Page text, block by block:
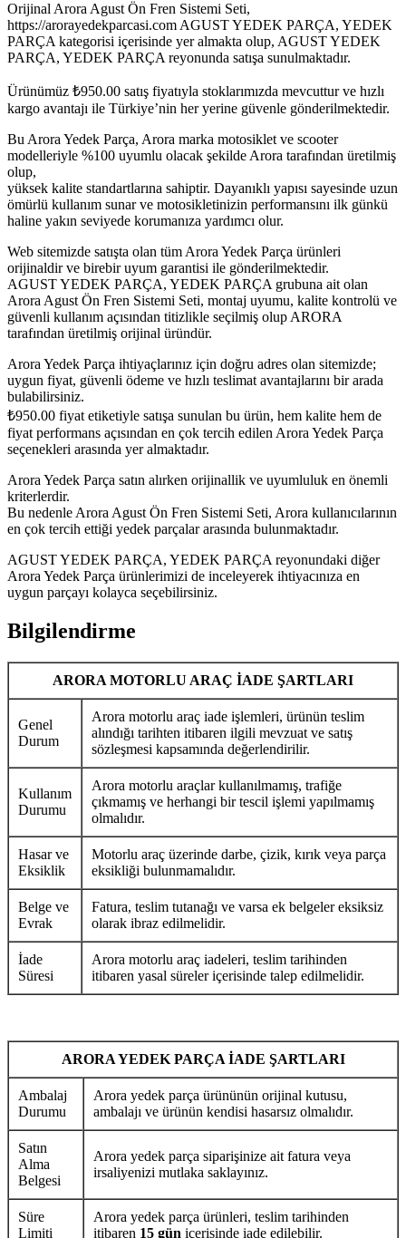
Orijinal Arora Agust Ön Fren Sistemi Seti,
https://arorayedekparcasi.com AGUST YEDEK PARÇA, YEDEK
PARÇA kategorisi içerisinde yer almakta olup, AGUST YEDEK
PARÇA, YEDEK PARÇA reyonunda satışa sunulmaktadır.
Ürünümüz ₺950.00 satış fiyatıyla stoklarımızda mevcuttur ve hızlı
kargo avantajı ile Türkiye’nin her yerine güvenle gönderilmektedir.
Bu Arora Yedek Parça, Arora marka motosiklet ve scooter
modelleriyle %100 uyumlu olacak şekilde Arora tarafından üretilmiş
olup,
yüksek kalite standartlarına sahiptir. Dayanıklı yapısı sayesinde uzun
ömürlü kullanım sunar ve motosikletinizin performansını ilk günkü
haline yakın seviyede korumanıza yardımcı olur.
Web sitemizde satışta olan tüm Arora Yedek Parça ürünleri
orijinaldir ve birebir uyum garantisi ile gönderilmektedir.
AGUST YEDEK PARÇA, YEDEK PARÇA grubuna ait olan
Arora Agust Ön Fren Sistemi Seti, montaj uyumu, kalite kontrolü ve
güvenli kullanım açısından titizlikle seçilmiş olup ARORA
tarafından üretilmiş orijinal üründür.
Arora Yedek Parça ihtiyaçlarınız için doğru adres olan sitemizde;
uygun fiyat, güvenli ödeme ve hızlı teslimat avantajlarını bir arada
bulabilirsiniz.
₺950.00 fiyat etiketiyle satışa sunulan bu ürün, hem kalite hem de
fiyat performans açısından en çok tercih edilen Arora Yedek Parça
seçenekleri arasında yer almaktadır.
Arora Yedek Parça satın alırken orijinallik ve uyumluluk en önemli
kriterlerdir.
Bu nedenle Arora Agust Ön Fren Sistemi Seti, Arora kullanıcılarının
en çok tercih ettiği yedek parçalar arasında bulunmaktadır.
AGUST YEDEK PARÇA, YEDEK PARÇA reyonundaki diğer
Arora Yedek Parça ürünlerimizi de inceleyerek ihtiyacınıza en
uygun parçayı kolayca seçebilirsiniz.
Bilgilendirme
ARORA MOTORLU ARAÇ İADE ŞARTLARI
Genel
Durum
Arora motorlu araç iade işlemleri, ürünün teslim
alındığı tarihten itibaren ilgili mevzuat ve satış
sözleşmesi kapsamında değerlendirilir.
Kullanım
Durumu
Arora motorlu araçlar kullanılmamış, trafiğe
çıkmamış ve herhangi bir tescil işlemi yapılmamış
olmalıdır.
Hasar ve
Eksiklik
Motorlu araç üzerinde darbe, çizik, kırık veya parça
eksikliği bulunmamalıdır.
Belge ve
Evrak
Fatura, teslim tutanağı ve varsa ek belgeler eksiksiz
olarak ibraz edilmelidir.
İade
Süresi
Arora motorlu araç iadeleri, teslim tarihinden
itibaren yasal süreler içerisinde talep edilmelidir.
ARORA YEDEK PARÇA İADE ŞARTLARI
Ambalaj
Durumu
Arora yedek parça ürününün orijinal kutusu,
ambalajı ve ürünün kendisi hasarsız olmalıdır.
Satın
Alma
Belgesi
Arora yedek parça siparişinize ait fatura veya
irsaliyenizi mutlaka saklayınız.
Süre
Limiti
Arora yedek parça ürünleri, teslim tarihinden
itibaren 15 gün içerisinde iade edilebilir.